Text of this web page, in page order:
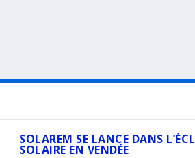
SOLAREM SE LANCE DANS
SOLAIRE EN VENDÉE